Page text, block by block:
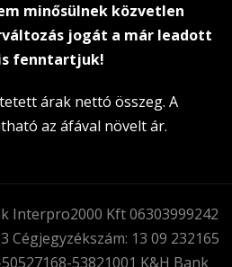
minősülnek közvetlen
jogát a már leadott
fenntartjuk!
árak nettó összeg. A
az áfával növelt ár.
Interpro2000 Kft 06303999242
Cégjegyzékszám: 13 09 232165
53821001 K&H Bank